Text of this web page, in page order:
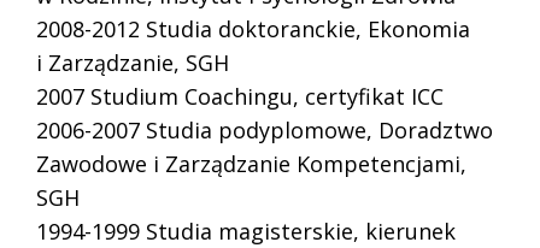
2008-2012 Studia doktoranckie, Ekonomia
i Zarządzanie, SGH
2007 Studium Coachingu, certyfikat ICC
2006-2007 Studia podyplomowe, Doradztwo
Zawodowe i Zarządzanie Kompetencjami,
SGH
1994-1999 Studia magisterskie, kierunek